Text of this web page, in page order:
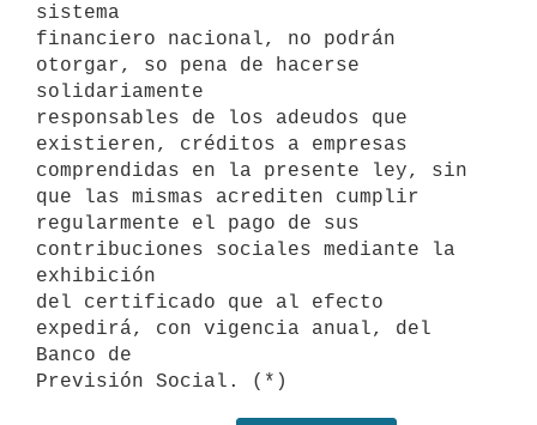
sistema
financiero nacional, no podrán
otorgar, so pena de hacerse
solidariamente
responsables de los adeudos que
existieren, créditos a empresas
comprendidas en la presente ley, sin
que las mismas acrediten cumplir
regularmente el pago de sus
contribuciones sociales mediante la
exhibición
del certificado que al efecto
expedirá, con vigencia anual, del
Banco de